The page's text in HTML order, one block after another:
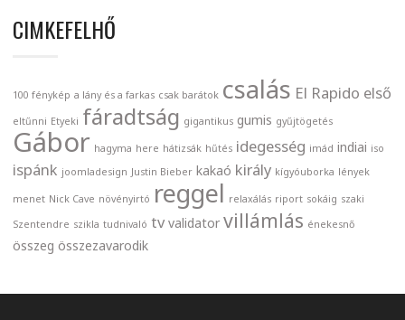
CIMKEFELHŐ
100 fénykép a lány és a farkas csak barátok csalás El Rapido első
eltűnni Etyeki fáradtság gigantikus gumis gyűjtögetés
Gábor hagyma here hátizsák hűtés idegesség imád indiai iso
ispánk joomladesign Justin Bieber kakaó király kígyóuborka lények
menet Nick Cave növényirtó reggel relaxálás riport sokáig szaki
Szentendre szikla tudnivaló tv validator villámlás énekesnő
összeg összezavarodik